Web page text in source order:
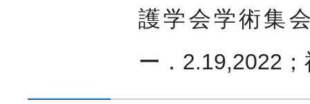
護学会学術集
ー．2.19,2022